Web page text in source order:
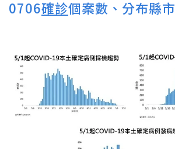
0706確診個案數、分布縣市